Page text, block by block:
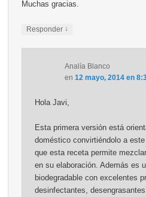
Muchas gracias.
Responder ↓
Analía Blanco
en 12 mayo, 2014 en
Hola Javi,
Esta primera versión está
doméstico convirtiéndolo a
que esta receta permite
en su elaboración. Además es
biodegradable con excelentes
desinfectantes,